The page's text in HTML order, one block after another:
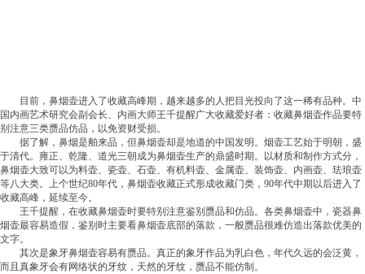
目前，鼻烟壶进入了收藏高峰期，越来越多的人把目光投向了这一稀有品种。中
国内画艺术研究会副会长、内画大师王千提醒广大收藏爱好者：收藏鼻烟壶作品要特
别注意三类赝品仿品，以免资财受损。
据了解，鼻烟是舶来品，但鼻烟壶却是地道的中国发明。烟壶工艺始于明朝，盛
于清代。雍正、乾隆、道光三朝成为鼻烟壶生产的鼎盛时期。以材质和制作方式分，
鼻烟壶大致可以为料壶、瓷壶、石壶、有机料壶、金属壶、装饰壶、内画壶、珐琅壶
等八大类。上个世纪80年代，鼻烟壶收藏正式形成收藏门类，90年代中期以后进入了
收藏高峰，延续至今。
王千提醒，在收藏鼻烟壶时要特别注意鉴别赝品和仿品。各类鼻烟壶中，瓷器鼻
烟壶最容易造假，鉴别时主要看鼻烟壶底部的落款，一般赝品很难仿造出落款优美的
文字。
其次是象牙鼻烟壶容易有赝品。真正的象牙作品为乳白色，年代久远的会泛黄，
而且真象牙会有网络状的牙纹，天然的牙纹，赝品不能仿制。